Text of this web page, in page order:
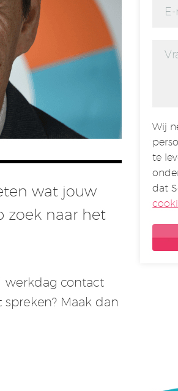
wat jouw
zoek naar het
werkdag contact
Maak dan
Wij
te
dat